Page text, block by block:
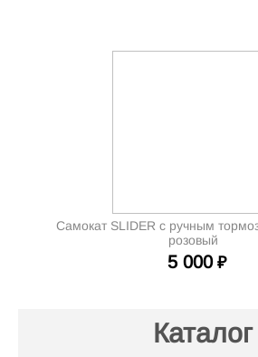
Самокат SLIDER c ручным
розовый
5 000 ₽
Каталог